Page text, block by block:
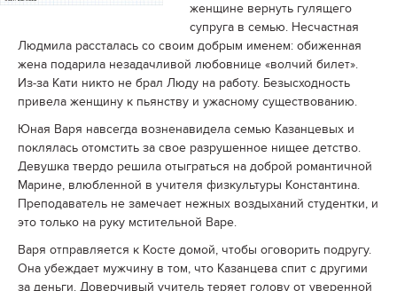
женщине вернуть гулящего
супруга в семью. Несчастная
Людмила рассталась со своим добрым именем: обиженная
жена подарила незадачливой любовнице «волчий билет».
Из-за Кати никто не брал Люду на работу. Безысходность
привела женщину к пьянству и ужасному существованию.
Юная Варя навсегда возненавидела семью Казанцевых и
поклялась отомстить за свое разрушенное нищее детство.
Девушка твердо решила отыграться на доброй романтичной
Марине, влюбленной в учителя физкультуры Константина.
Преподаватель не замечает нежных воздыханий студентки, и
это только на руку мстительной Варе.
Варя отправляется к Косте домой, чтобы оговорить подругу.
Она убеждает мужчину в том, что Казанцева спит с другими
за деньги. Доверчивый учитель теряет голову от уверенной